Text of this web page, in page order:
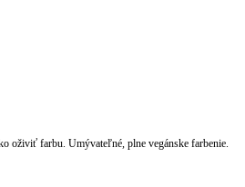
oživiť farbu. Umývateľné, plne vegánske farbenie.